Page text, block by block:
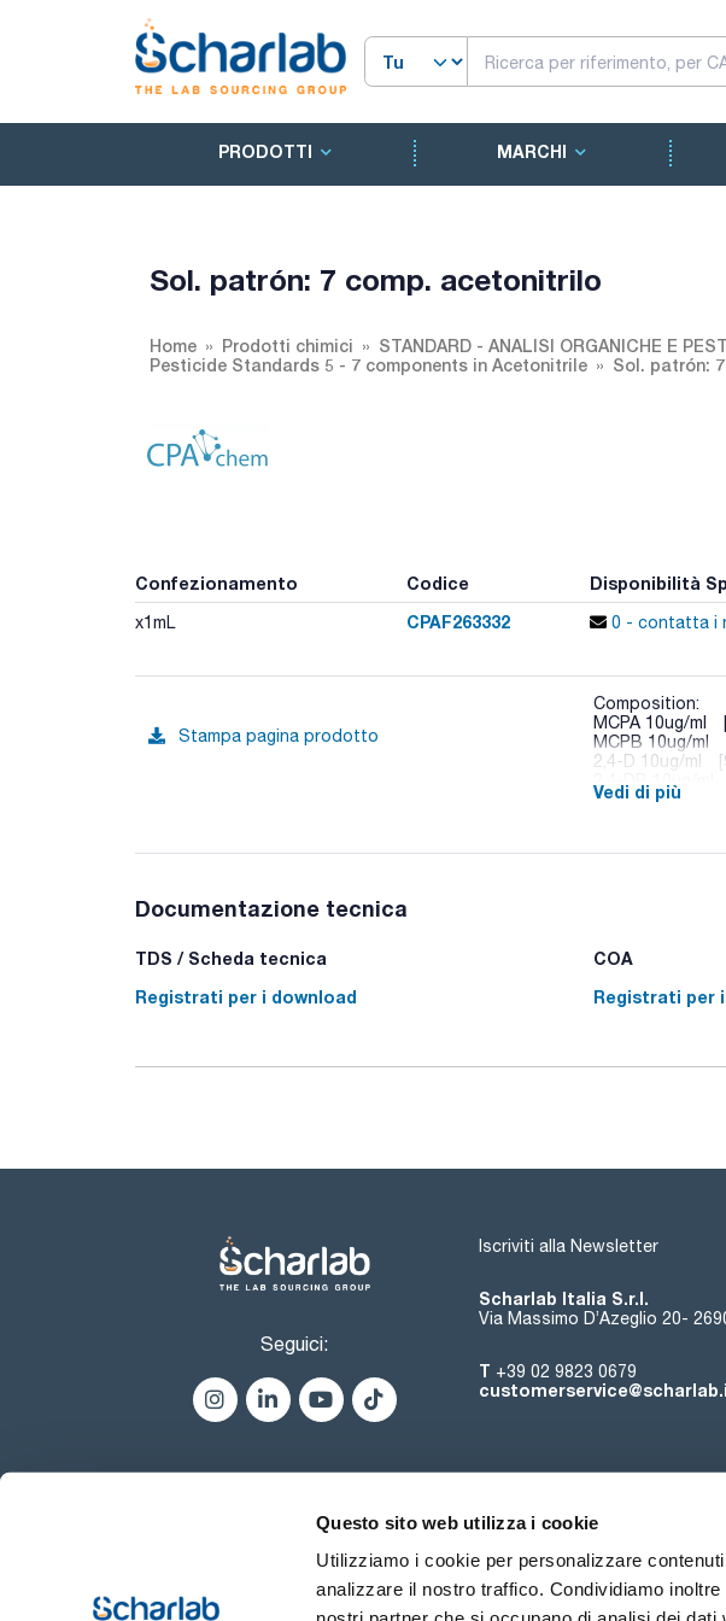
Questo sito web utilizza i cookie
Utilizziamo i cookie per personalizzare
analizzare il nostro traffico. Condividiamo
PRODOTTI MARCHI
Sol. patrón: 7 comp. acetonitrilo
Home Prodotti chimici
STANDARD - ANALISI ORGANICHE E
Pesticide Standards 5 - 7 components in Acetonitrile
Sol. patrón:
Confezionamento Codice Disponibilità
x1mL CPAF263332 0 - contatta i
Stampa pagina prodotto
Composition:
MCPA 10ug/ml
MCPB 10ug/ml
2,4-D 10ug/ml
2,4,5-T 10ug/ml
Vedi di più
Documentazione tecnica
TDS / Scheda tecnica
Registrati per i download
COA
Registrati per
Seguici:
Iscriviti alla Newsletter
Scharlab Italia S.r.l.
Via Massimo D’Azeglio 20-
T +39 02 9823 0679
Chi siamo